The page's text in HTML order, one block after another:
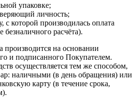
упаковке;
личность;
с которой производилась оплата
безналичного расчёта).
производится на основании
и подписанного Покупателем.
осуществляется тем же способом,
наличными (в день обращения) или
карту (в течение срока,